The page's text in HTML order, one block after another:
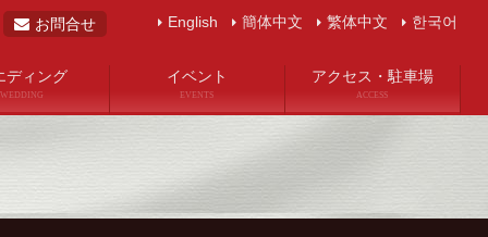
ディング
WEDDING
イベント
EVENTS
アクセス・駐車場
ACCESS
English 簡体中文 繁体中文 한국어
お問合せ